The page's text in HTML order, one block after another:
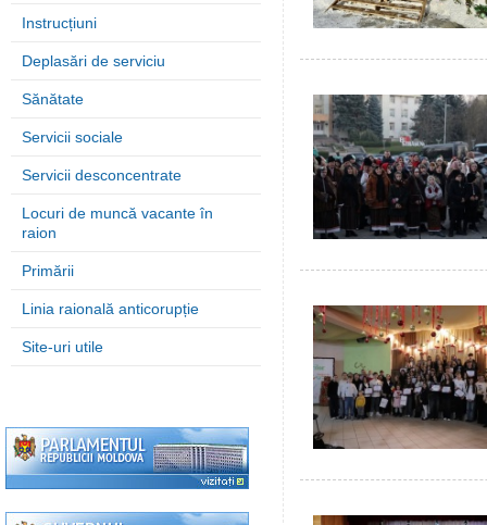
Instrucțiuni
Deplasări de serviciu
Sănătate
Servicii sociale
Servicii desconcentrate
Locuri de muncă vacante în
raion
Primării
Linia raională anticorupție
Site-uri utile